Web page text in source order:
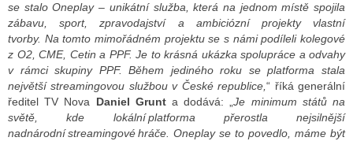
STÁT BLOGEREM
BLOGERA
se stalo Oneplay – unikátní služba, která na jednom místě spojila
zábavu, sport, zpravodajství a ambiciózní projekty vlastní
tvorby. Na tomto mimořádném projektu se s námi podíleli kolegové
z O2, CME, Cetin a PPF. Je to krásná ukázka spolupráce a odvahy
v rámci skupiny PPF. Během jediného roku se platforma stala
největší streamingovou službou v České republice,“ říká generální
ředitel TV Nova Daniel Grunta dodává: „Je minimum států na
světě, kde lokální platforma přerostla nejsilnější
nadnárodnístreamingovéhráče. Oneplay se to povedlo, máme být